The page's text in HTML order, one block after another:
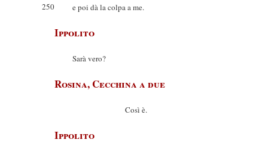
250
e poi dà la colpa a me.
Ippolito
Sarà vero?
Rosina, Cecchina a due
Così è.
Ippolito